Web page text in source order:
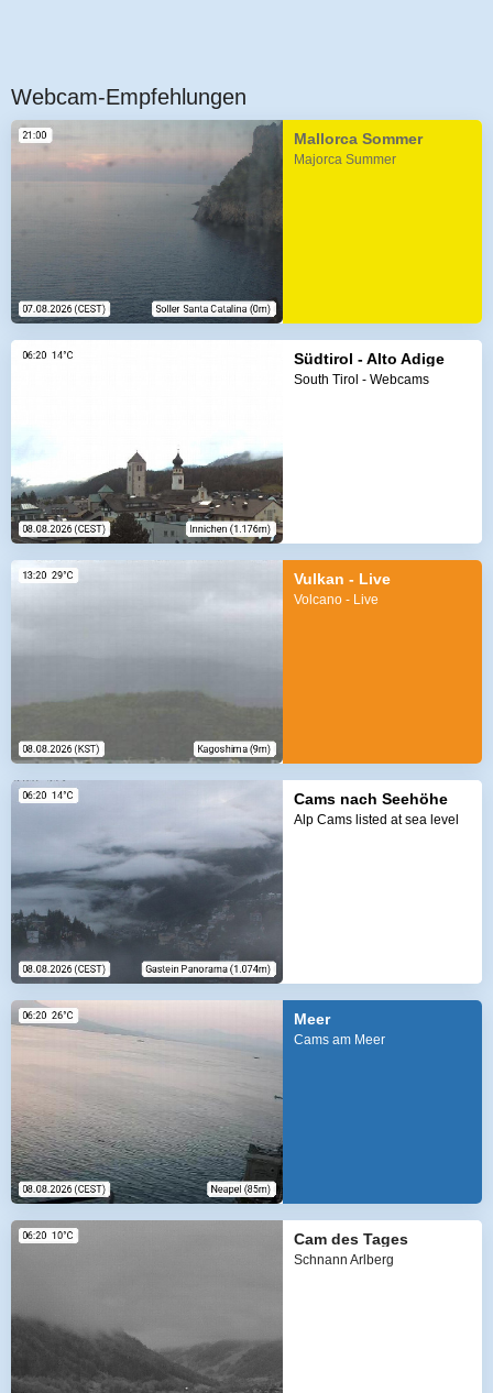
Webcam-Empfehlungen
Mallorca Sommer
Majorca Summer
Südtirol - Alto Adige
South Tirol - Webcams
Vulkan - Live
Volcano - Live
Cams nach Seehöhe
Alp Cams listed at sea level
Meer
Cams am Meer
Cam des Tages
Schnann Arlberg